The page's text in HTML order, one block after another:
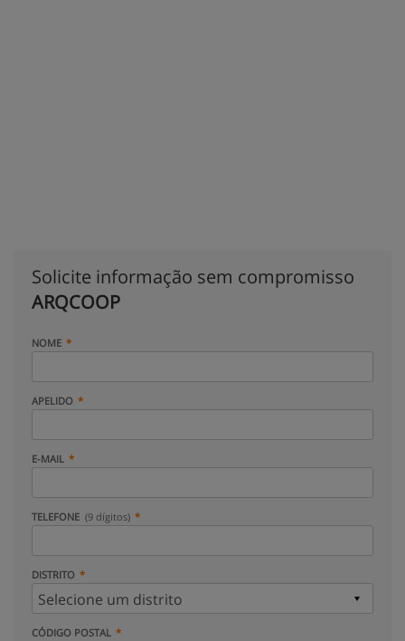
Solicite informação sem compromisso
ARQCOOP
NOME
APELIDO
E-MAIL
TELEFONE (9 dígitos)
DISTRITO
CÓDIGO POSTAL